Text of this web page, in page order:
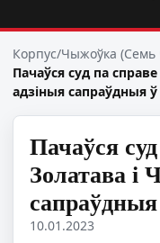
Корпус/Чыжоўка
Пачаўся суд па
адзіныя сапраўдныя
Пачаўся
Золатава і
10.01.2023